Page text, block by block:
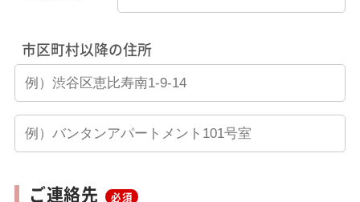
市区町村以降の住所
ご連絡先 必須